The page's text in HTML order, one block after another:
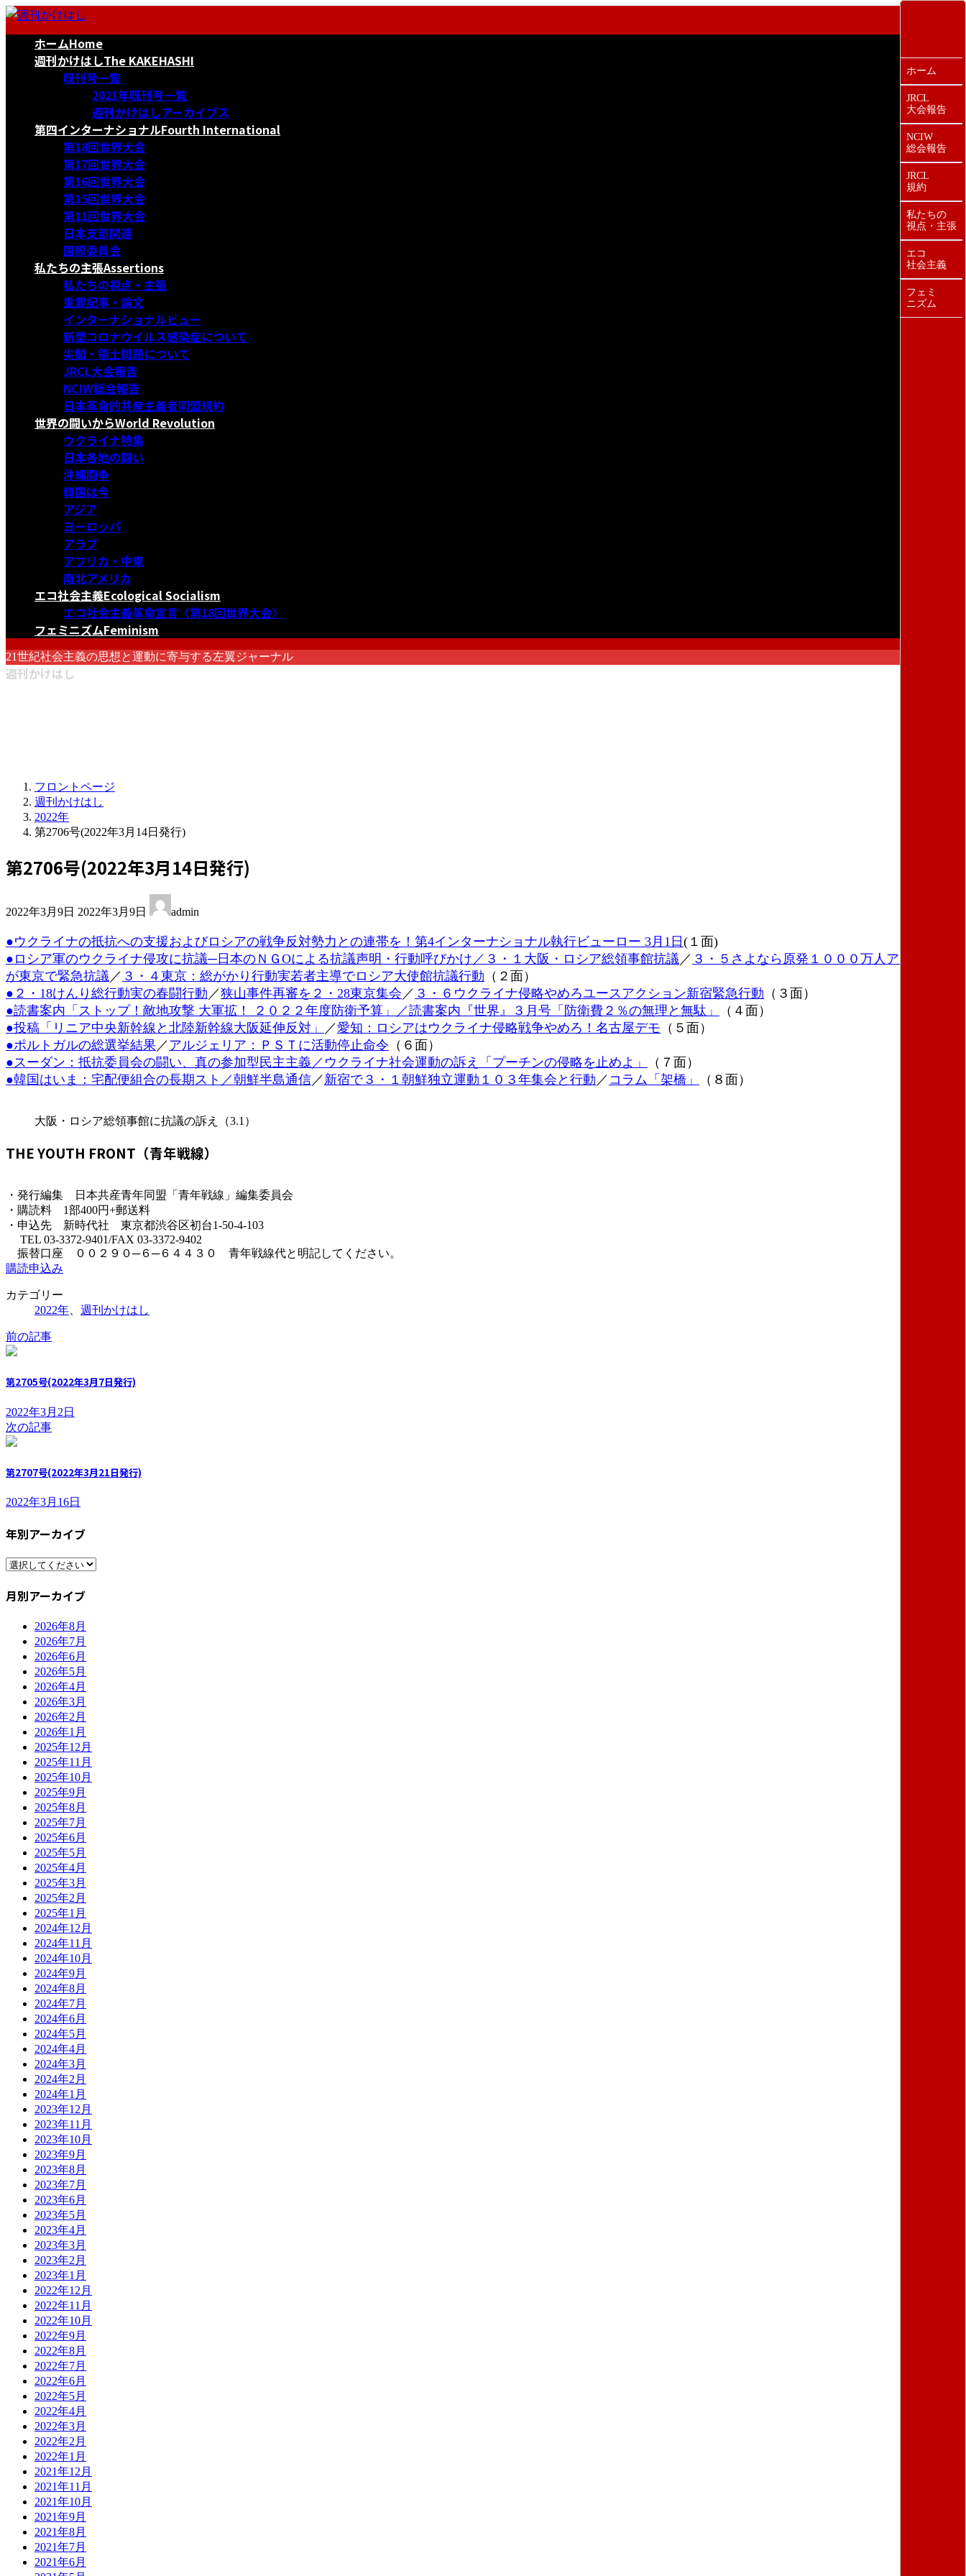
コ
ナ
ホームHome
週刊かけはしThe KAKEHASHI
既刊号一覧
2021年既刊号一覧
週刊かけはしアーカイブス
第四インターナショナルFourth International
第18回世界大会
第17回世界大会
第16回世界大会
第15回世界大会
第11回世界大会
日本支部関連
国際委員会
私たちの主張Assertions
私たちの視点・主張
重要記事・論文
インターナショナルビュー
新型コロナウイルス感染症について
尖閣・領土問題について
JRCL大会報告
NCIW総会報告
日本革命的共産主義者同盟規約
世界の闘いからWorld Revolution
ウクライナ特集
日本各地の闘い
沖縄闘争
韓国は今
アジア
ヨーロッパ
アラブ
アフリカ・中東
南北アメリカ
エコ社会主義Ecological Socialism
エコ社会主義革命宣言〈第18回世界大会〉
フェミニズムFeminism
21世紀社会主義の思想と運動に寄与する左翼ジャーナル
週刊かけはし
フロントページ
週刊かけはし
2022年
第2706号(2022年3月14日発行)
第2706号(2022年3月14日発行)
2022年3月9日 終
新
日
時
2022年3月9日 admin
●ウクライナの抵抗への支援およびロシアの戦争反対勢力との連帯を！第4インターナショナル執行ビューロー 3月1日(１面)
●ロシア軍のウクライナ侵攻に抗議─日本のＮＧОによる抗議声明・行動呼びかけ ／３・１大阪・ロシア総領事館抗議 ／ ３・５さよなら原発１０００万人アクション
が東京で緊急抗議 ／ ３・４東京：総がかり行動実若者主導でロシア大使館抗議行動 （２面）
●２・18けんり総行動実の春闘行動 ／狭山事件再審を２・28東京集会 ／ ３・６ウクライナ侵略やめろユースアクション新宿緊急行動 （３面）
●読書案内「ストップ！敵地攻撃 大軍拡！ ２０２２年度防衛予算」
／読書案内『世界』３月号「防衛費２％の無理と無駄」
（４面）
●投稿「リニア中央新幹線と北陸新幹線大阪延伸反対」
／愛知：ロシアはウクライナ侵略戦争やめろ！名古屋デモ （５面）
●ポルトガルの総選挙結果 ／ アルジェリア：ＰＳＴに活動停止命令 （６面）
●スーダン：抵抗委員会の闘い、真の参加型民主主義 ／ウクライナ社会運動の訴え「プーチンの侵略を止めよ」
（７面）
●韓国はいま：宅配便組合の長期スト／朝鮮半島通信 ／ 新宿で３・１朝鮮独立運動１０３年集会と行動 ／ コラム「架橋」 （８面）
大阪・ロシア総領事館に抗議の訴え（3.1）
THE YOUTH FRONT（青年戦線）
・発行編集 日本共産青年同盟「青年戦線」編集委員会
・購読料 1部400円+郵送料
・申込先 新時代社 東京都渋谷区初台1-50-4-103
TEL 03-3372-9401/FAX 03-3372-9402
振替口座 ００２９０─６─６４４３０ 青年戦線代と明記してください。
購読申込み
カテゴリー
2022年
週刊かけはし
前の記事
第2705号(2022年3月7日発行)
2022年3月2日
次の記事
第2707号(2022年3月21日発行)
2022年3月16日
年別アーカイブ
月別アーカイブ
2026年8月
2026年7月
2026年6月
2026年5月
2026年4月
2026年3月
2026年2月
2026年1月
2025年12月
2025年11月
2025年10月
2025年9月
2025年8月
2025年7月
2025年6月
2025年5月
2025年4月
2025年3月
2025年2月
2025年1月
2024年12月
2024年11月
2024年10月
2024年9月
2024年8月
2024年7月
2024年6月
2024年5月
2024年4月
2024年3月
2024年2月
2024年1月
2023年12月
2023年11月
2023年10月
2023年9月
2023年8月
2023年7月
2023年6月
2023年5月
2023年4月
2023年3月
2023年2月
2023年1月
2022年12月
2022年11月
2022年10月
2022年9月
2022年8月
2022年7月
2022年6月
2022年5月
2022年4月
2022年3月
2022年2月
2022年1月
2021年12月
2021年11月
2021年10月
2021年9月
2021年8月
2021年7月
2021年6月
ホーム
JRCL
大会報告
NCIW
総会報告
JRCL
規約
私たちの
視点・主張
エコ
社会主義
フェミ
ニズム